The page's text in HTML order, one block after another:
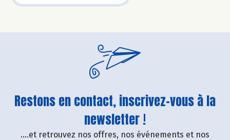
Restons en contact, inscrivez-vous à la
newsletter !
....et retrouvez nos offres, nos événements et nos